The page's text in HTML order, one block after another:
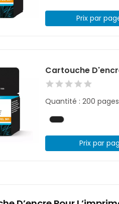
Prix par
Cartouche
Quantité : 200 pages
Prix par